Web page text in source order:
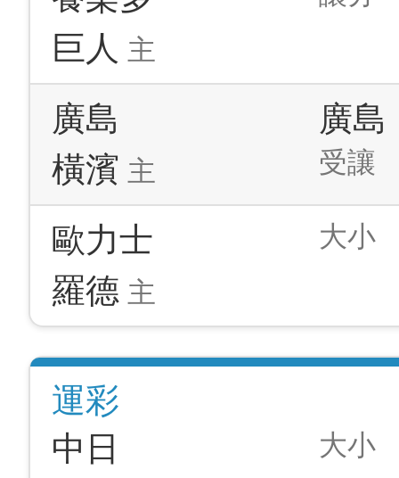
巨人 主
廣島
橫濱 主
廣島
受讓
歐力士
羅德 主
大小
運彩
中日
大小